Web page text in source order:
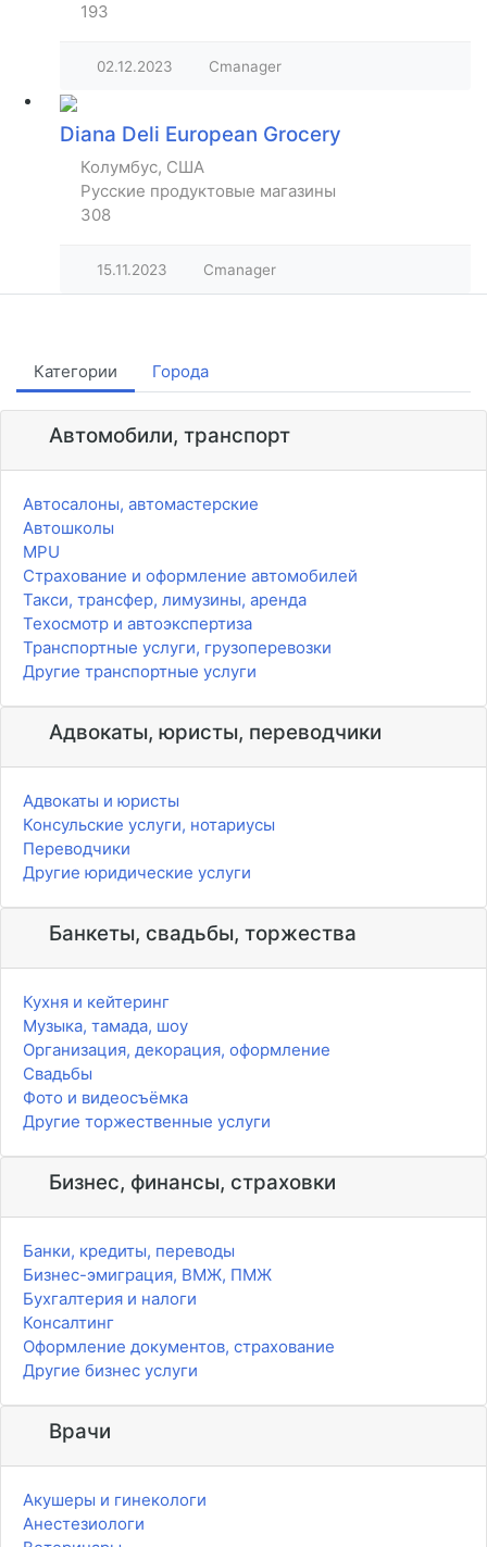
193
02.12.2023 Cmanager
Diana Deli European Grocery
Колумбус, США
Русские продуктовые магазины
308
15.11.2023 Cmanager
Категории Города
Автомобили, транспорт
Автосалоны, автомастерские
Автошколы
MPU
Страхование и оформление автомобилей
Такси, трансфер, лимузины, аренда
Техосмотр и автоэкспертиза
Транспортные услуги, грузоперевозки
Другие транспортные услуги
Адвокаты, юристы, переводчики
Адвокаты и юристы
Консульские услуги, нотариусы
Переводчики
Другие юридические услуги
Банкеты, свадьбы, торжества
Кухня и кейтеринг
Музыка, тамада, шоу
Организация, декорация, оформление
Свадьбы
Фото и видеосъёмка
Другие торжественные услуги
Бизнес, финансы, страховки
Банки, кредиты, переводы
Бизнес-эмиграция, ВМЖ, ПМЖ
Бухгалтерия и налоги
Консалтинг
Оформление документов, страхование
Другие бизнес услуги
Врачи
Акушеры и гинекологи
Анестезиологи